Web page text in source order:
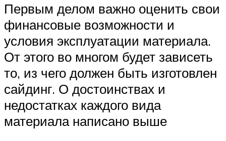
Первым делом важно оценить свои
финансовые возможности и
условия эксплуатации материала.
От этого во многом будет зависеть
то, из чего должен быть изготовлен
сайдинг. О достоинствах и
недостатках каждого вида
материала написано выше